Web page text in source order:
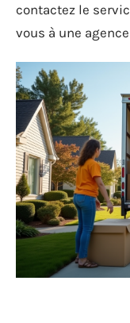
contactez le
vous à une